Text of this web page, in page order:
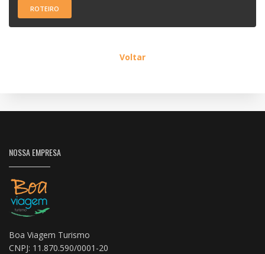
ROTEIRO
Voltar
NOSSA EMPRESA
Boa Viagem Turismo
CNPJ: 11.870.590/0001-20